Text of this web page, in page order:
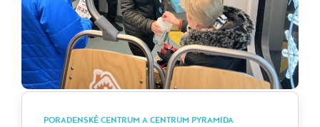
PORADENSKÉ CENTRUM A CENTRUM PYRAMIDA